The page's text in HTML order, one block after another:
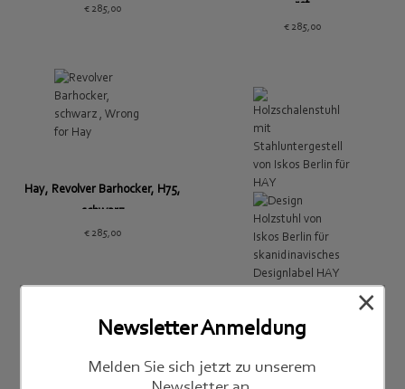
€ 285,00 rot
€285,00
Hay, Revolver Barhocker, H75,
schwarz
€ 285,00
Hay, Soft Edge 40, Stahl, Eiche
Newsletter Anmeldung
Melden Sie sich jetzt zu unserem
×